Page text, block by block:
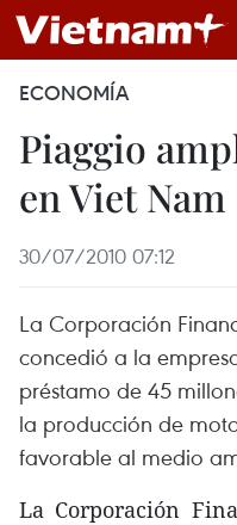
ECONOMÍA
Piaggio
en Viet Nam
30/07/2010 07:12
La Corporación
concedió a la
préstamo de 45
la producción de
favorable al medio
La Corporación